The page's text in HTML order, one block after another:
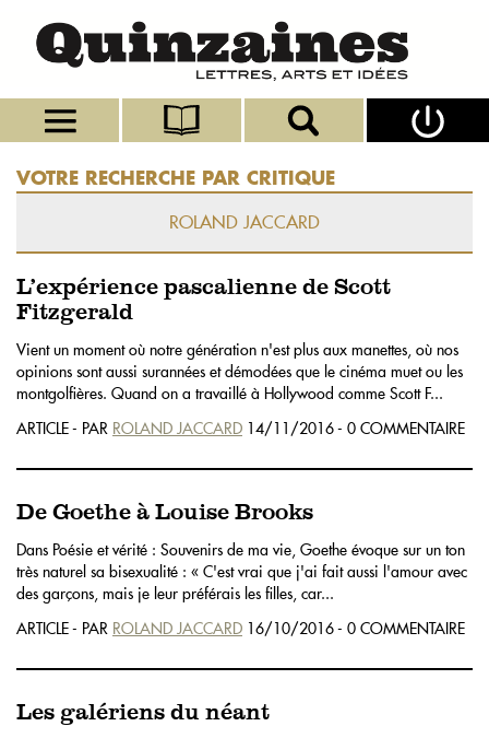
VOTRE RECHERCHE PAR CRITIQUE
ROLAND JACCARD
L’expérience pascalienne de Scott
Fitzgerald
Vient un moment où notre génération n'est plus aux manettes, où nos
opinions sont aussi surannées et démodées que le cinéma muet ou les
montgolfières. Quand on a travaillé à Hollywood comme Scott F...
ARTICLE - PAR ROLAND JACCARD 14/11/2016 - 0 COMMENTAIRE
De Goethe à Louise Brooks
Dans Poésie et vérité : Souvenirs de ma vie, Goethe évoque sur un ton
très naturel sa bisexualité : « C'est vrai que j'ai fait aussi l'amour avec
des garçons, mais je leur préférais les filles, car...
ARTICLE - PAR ROLAND JACCARD 16/10/2016 - 0 COMMENTAIRE
Les galériens du néant